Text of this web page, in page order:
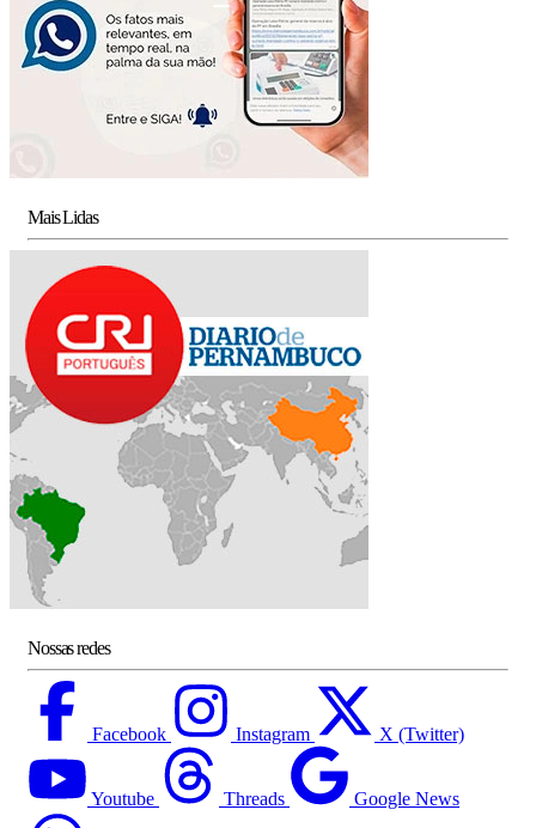
Mais Lidas
Nossas redes
Facebook Instagram X (Twitter)
Youtube Threads Google News